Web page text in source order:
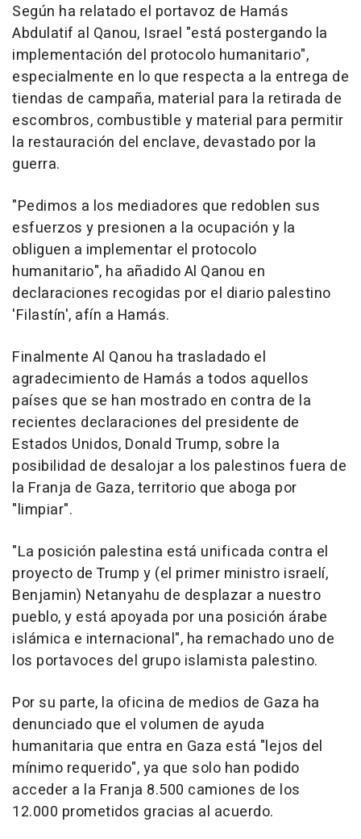
Según ha relatado el portavoz de Hamás
Abdulatif al Qanou, Israel "está postergando la
implementación del protocolo humanitario",
especialmente en lo que respecta a la entrega de
tiendas de campaña, material para la retirada de
escombros, combustible y material para permitir
la restauración del enclave, devastado por la
guerra.
"Pedimos a los mediadores que redoblen sus
esfuerzos y presionen a la ocupación y la
obliguen a implementar el protocolo
humanitario", ha añadido Al Qanou en
declaraciones recogidas por el diario palestino
'Filastín', afín a Hamás.
Finalmente Al Qanou ha trasladado el
agradecimiento de Hamás a todos aquellos
países que se han mostrado en contra de la
recientes declaraciones del presidente de
Estados Unidos, Donald Trump, sobre la
posibilidad de desalojar a los palestinos fuera de
la Franja de Gaza, territorio que aboga por
"limpiar".
"La posición palestina está unificada contra el
proyecto de Trump y (el primer ministro israelí,
Benjamin) Netanyahu de desplazar a nuestro
pueblo, y está apoyada por una posición árabe
islámica e internacional", ha remachado uno de
los portavoces del grupo islamista palestino.
Por su parte, la oficina de medios de Gaza ha
denunciado que el volumen de ayuda
humanitaria que entra en Gaza está "lejos del
mínimo requerido", ya que solo han podido
acceder a la Franja 8.500 camiones de los
12.000 prometidos gracias al acuerdo.